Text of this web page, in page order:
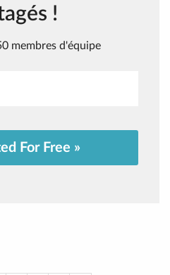
!
membres d'équipe
For Free »